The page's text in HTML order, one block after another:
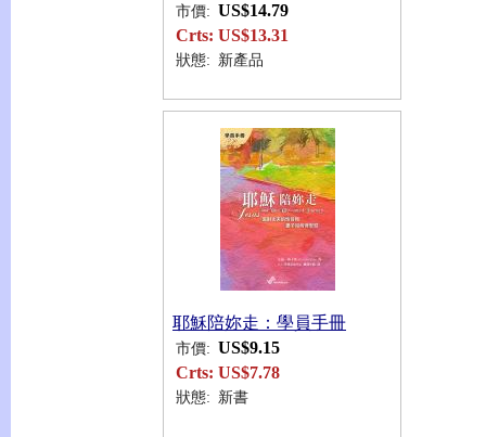
市價: US$14.79
Crts: US$13.31
狀態: 新產品
耶穌陪妳走：學員手冊
市價: US$9.15
Crts: US$7.78
狀態: 新書